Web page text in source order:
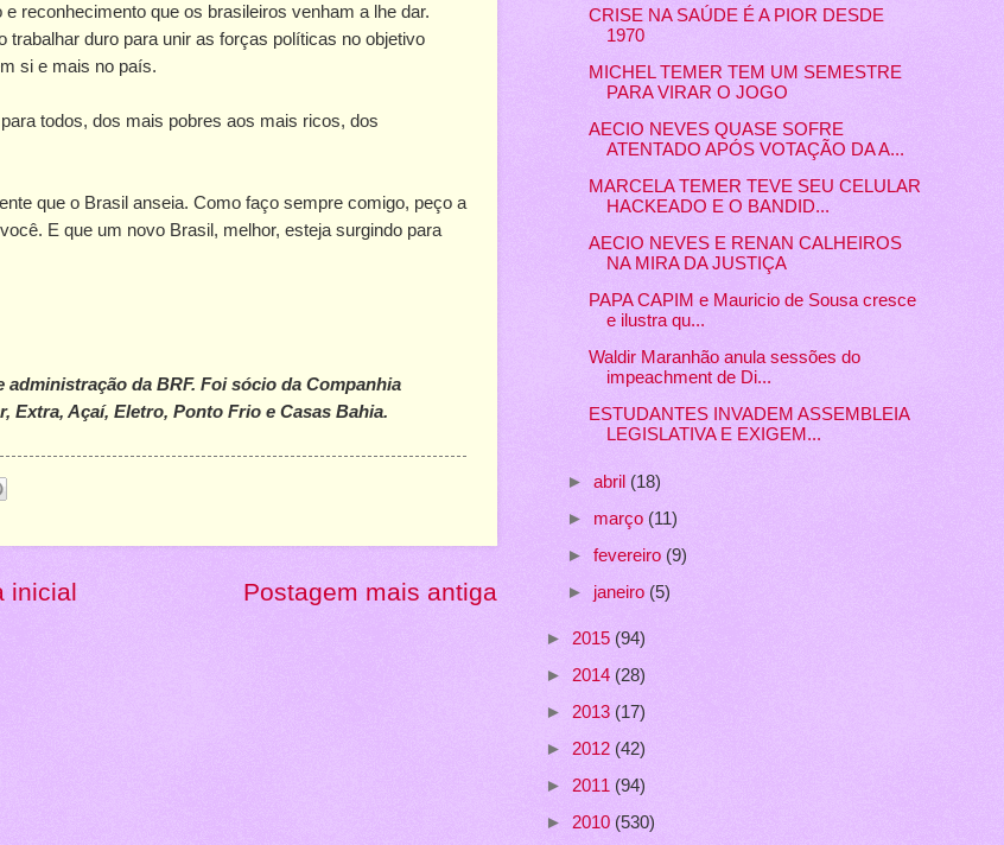
reconhecimento que os brasileiros venham a lhe dar.
duro para unir as forças políticas no objetivo
si e mais no país.
todos, dos mais pobres aos mais ricos, dos
que o Brasil anseia. Como faço sempre comigo, peço a
E que um novo Brasil, melhor, esteja surgindo para
da BRF. Foi sócio da Companhia
Extra, Açaí, Eletro, Ponto Frio e Casas Bahia.
Postagem mais antiga
inicial
CRISE NA SAÚDE É A PIOR DESDE
1970
MICHEL TEMER TEM UM SEMESTRE
PARA VIRAR O JOGO
AECIO NEVES QUASE SOFRE
ATENTADO APÓS VOTAÇÃO DA A...
MARCELA TEMER TEVE SEU CELULAR
HACKEADO E O BANDID...
AECIO NEVES E RENAN CALHEIROS
NA MIRA DA JUSTIÇA
PAPA CAPIM e Mauricio de Sousa cresce
e ilustra qu...
Waldir Maranhão anula sessões do
impeachment de Di...
ESTUDANTES INVADEM ASSEMBLEIA
LEGISLATIVA E EXIGEM...
► abril (18)
► março (11)
► fevereiro (9)
► janeiro (5)
► 2015 (94)
► 2014 (28)
► 2013 (17)
► 2012 (42)
► 2011 (94)
► 2010 (530)